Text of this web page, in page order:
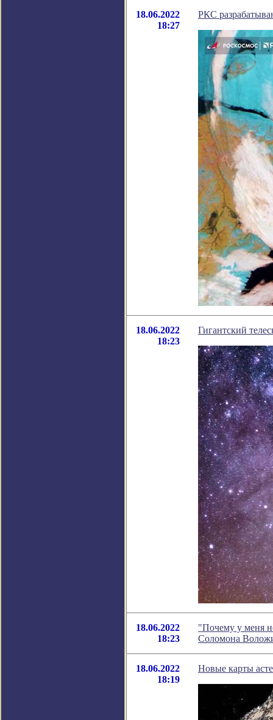
18.06.2022
18:27
РКС
18.06.2022
18:23
Гигантский
18.06.2022
18:23
"Почему у меня
Соломона
18.06.2022
18:19
Новые карты